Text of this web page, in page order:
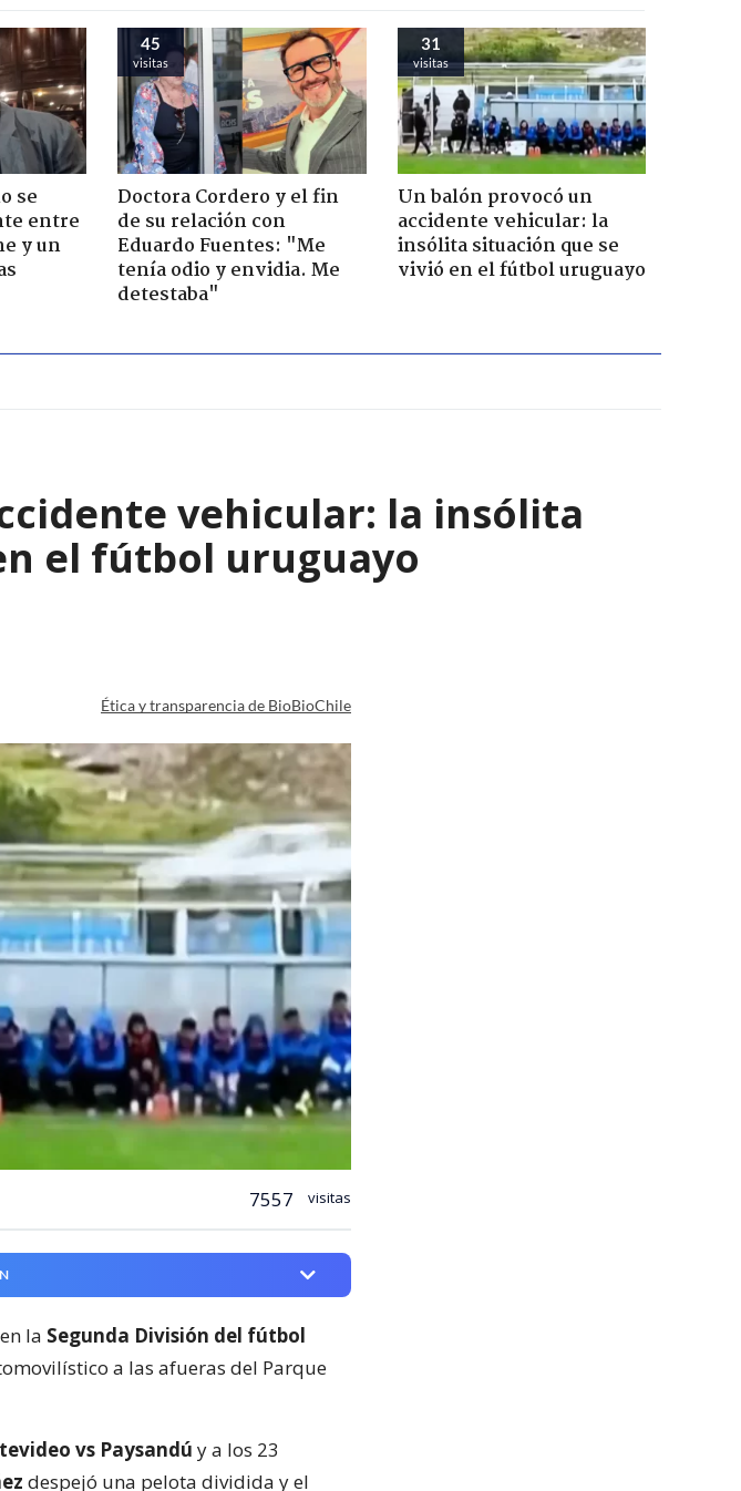
se
entre
y un
45
visitas
Doctora Cordero y el fin
de su relación con
Eduardo Fuentes: "Me
tenía odio y envidia. Me
detestaba"
31
visitas
Un balón provocó un
accidente vehicular: la
insólita situación que se
vivió en el fútbol uruguayo
vehicular: la insólita
el fútbol uruguayo
Ética y transparencia de BioBioChile
7557 visitas
la Segunda División del fútbol
a las afueras del Parque
vs Paysandú y a los 23
despejó una pelota dividida y el